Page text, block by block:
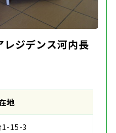
レジデンス河内長
地
1-15-3